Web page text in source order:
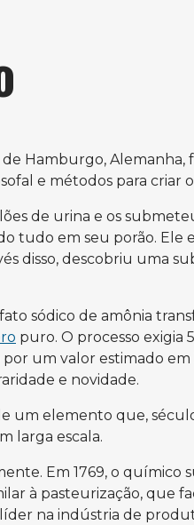
Hamburgo, Alemanha,
e métodos para criar
de urina e os
tudo em seu porão. Ele
disso, descobriu uma
sódico de amônia
puro. O processo exigia
um valor estimado em
e novidade.
um elemento que,
larga escala.
Em 1769, o químico
à pasteurização, que
na indústria de